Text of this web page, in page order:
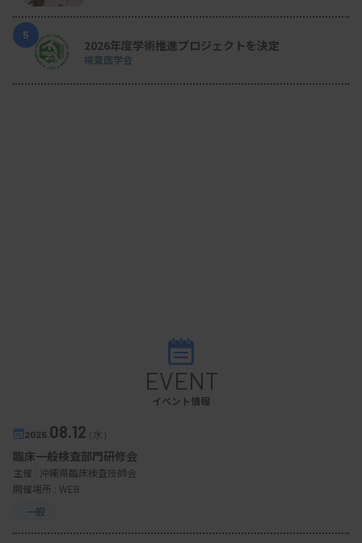
5
2026年度学術推進プロジェクトを決定
検査医学会
EVENT
イベント情報
2026. 08.12（水）
臨床一般検査部門研修会
主催 : 沖縄県臨床検査技師会
開催場所 : WEB
一般